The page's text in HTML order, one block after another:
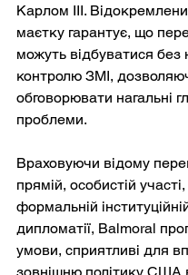
Карлом III.
маєтку гарантує, що
можуть відбуватися без
контролю ЗМІ,
обговорювати нагальні
проблеми.
Враховуючи відому
прямій, особистій
формальній
дипломатії, Balmoral
умови, сприятливі для
зовнішню політику США